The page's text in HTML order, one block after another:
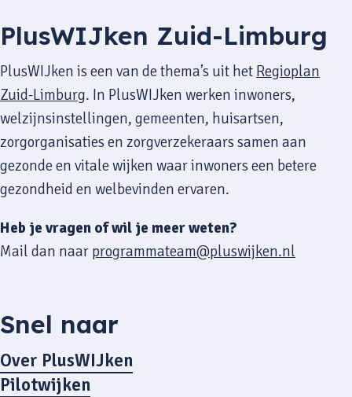
PlusWIJken Zuid-Limburg
PlusWIJken is een van de thema’s uit het Regioplan
Zuid-Limburg. In PlusWIJken werken inwoners,
welzijnsinstellingen, gemeenten, huisartsen,
zorgorganisaties en zorgverzekeraars samen aan
gezonde en vitale wijken waar inwoners een betere
gezondheid en welbevinden ervaren.
Heb je vragen of wil je meer weten?
Mail dan naar programmateam@pluswijken.nl
Snel naar
Over PlusWIJken
Pilotwijken